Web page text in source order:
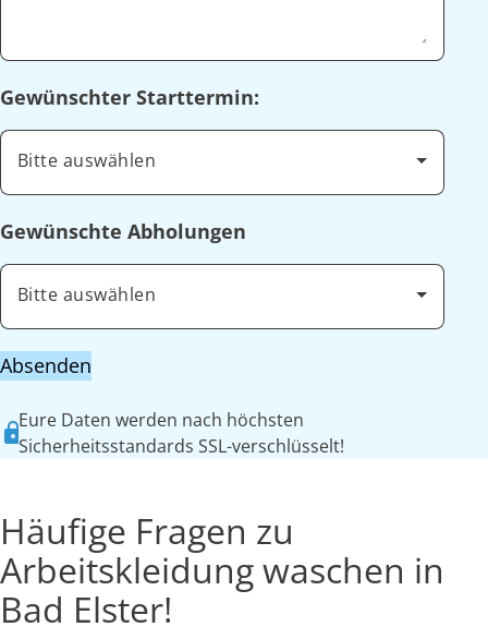
Gewünschter Starttermin:
Bitte auswählen
Gewünschte Abholungen
Bitte auswählen
Absenden
Eure Daten werden nach höchsten
Sicherheitsstandards SSL-verschlüsselt!
Häufige Fragen zu
Arbeitskleidung waschen in
Bad Elster!